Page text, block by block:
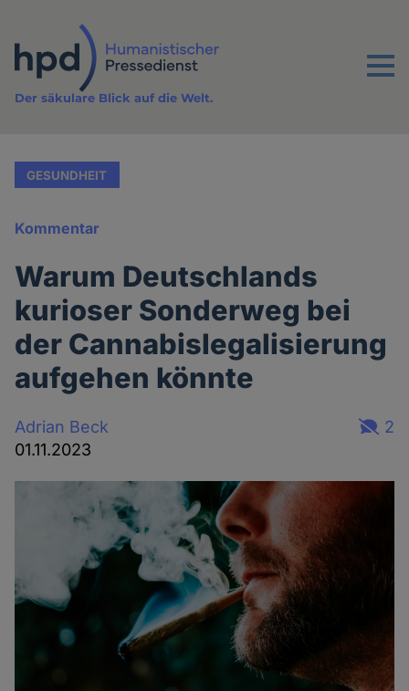
Inhalt
Menu
Der säkulare Blick auf die Welt.
GESUNDHEIT
Kommentar
Warum Deutschlands
kurioser Sonderweg bei
der Cannabislegalisierung
aufgehen könnte
Adrian Beck
01.11.2023
2